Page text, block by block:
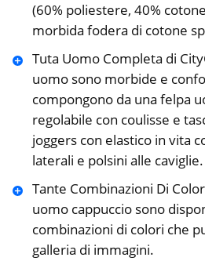
(60% poliestere, 40%
morbida fodera di cotone
Tuta Uomo Completa di
uomo sono morbide e
compongono da una felpa
regolabile con coulisse e
joggers con elastico in vita
laterali e polsini alle caviglie.
Tante Combinazioni Di
uomo cappuccio sono
combinazioni di colori che
galleria di immagini.